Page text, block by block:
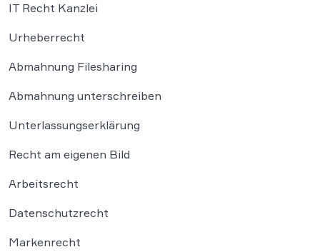
IT Recht Kanzlei
Urheberrecht
Abmahnung Filesharing
Abmahnung unterschreiben
Unterlassungserklärung
Recht am eigenen Bild
Arbeitsrecht
Datenschutzrecht
Markenrecht